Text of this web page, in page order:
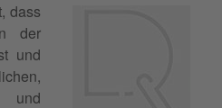
dass
der
und
und